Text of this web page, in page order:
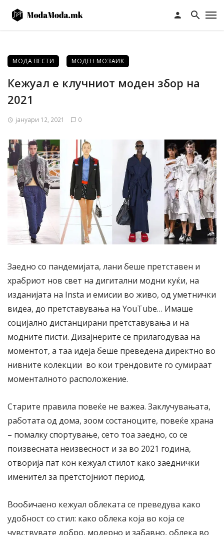
МОДА ВЕСТИ МОДЕН МОЗАИК
Кежуал е клучниот моден збор на
2021
јануари 12, 2021 0
Заедно со пандемијата, лани беше претставен и
храбриот нов свет на дигитални модни куќи, на
изданијата на Insta и емисии во живо, од уметнички
видеа, до претставувања на YouTube… Имаше
социјално дистанцирани претставувања и на
модните писти. Дизајнерите се прилагодуваа на
моментот, а таа идеја беше преведена директно во
нивните колекции во кои трендовите го сумираат
моменталното расположение.
Старите правила повеќе не важеа. Заклучувањата,
работата од дома, зоом состаноците, повеќе храна
– помалку спортување, сето тоа заедно, со се
поизвесната неизвесност и за во 2021 година,
отворија пат кон кежуал стилот како заеднички
именител за претстојниот период.
Вообичаено кежуал облеката се преведува како
удобност со стил: како облека која во која се
чувствувате добро, модерно и забавно, облека во